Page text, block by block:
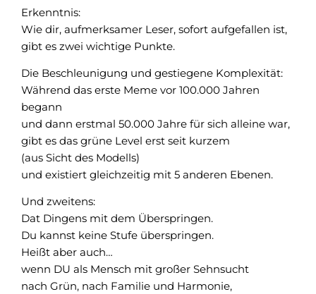
Erkenntnis:
Wie dir, aufmerksamer Leser, sofort aufgefallen ist,
gibt es zwei wichtige Punkte.
Die Beschleunigung und gestiegene Komplexität:
Während das erste Meme vor 100.000 Jahren
begann
und dann erstmal 50.000 Jahre für sich alleine war,
gibt es das grüne Level erst seit kurzem
(aus Sicht des Modells)
und existiert gleichzeitig mit 5 anderen Ebenen.
Und zweitens:
Dat Dingens mit dem Überspringen.
Du kannst keine Stufe überspringen.
Heißt aber auch…
wenn DU als Mensch mit großer Sehnsucht
nach Grün, nach Familie und Harmonie,